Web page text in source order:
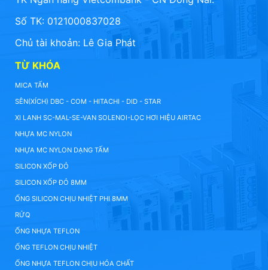
Số TK: 0121000837028
Chủ tài khoản: Lê Gia Phát
TỪ KHÓA
MICA TẤM
SÊN(XÍCH) DBC - COM - HITACHI - DID - STAR
XI LANH SC-MAL-SE-VAN SOLENOI-LỌC HƠI HIỆU AIRTAC
NHỰA MC NYLON
NHỰA MC NYLON DẠNG TẤM
SILICON XỐP ĐỎ
SILICON XỐP ĐỎ 8MM
ỐNG SILICON CHỊU NHIỆT PHI 8MM
RỬQ
ỐNG NHỰA TEFLON
ỐNG TEFLON CHỊU NHIỆT
ỐNG NHỰA TEFLON CHỊU HÓA CHẤT